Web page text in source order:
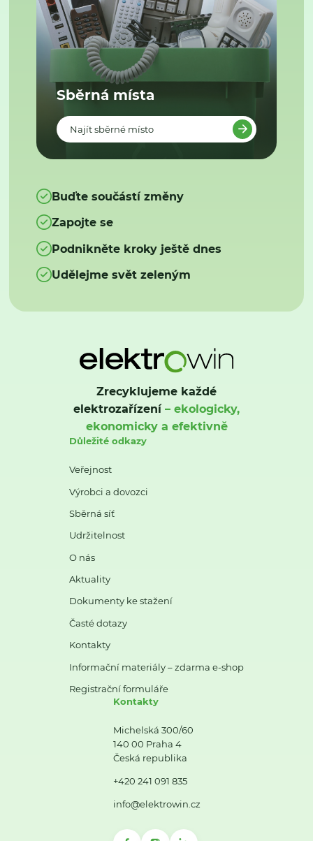
Sběrná místa
Najít sběrné místo
Buďte součástí změny
Zapojte se
Podnikněte kroky ještě dnes
Udělejme svět zeleným
Zrecyklujeme každé
elektrozařízení– ekologicky,
ekonomicky a efektivně
Důležité odkazy
Veřejnost
Výrobci a dovozci
Sběrná síť
Udržitelnost
O nás
Aktuality
Dokumenty ke stažení
Časté dotazy
Kontakty
Informační materiály – zdarma e-shop
Registrační formuláře
Kontakty
Michelská 300/60
140 00 Praha 4
Česká republika
+420 241 091 835
info@elektrowin.cz